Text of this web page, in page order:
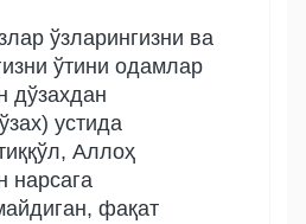
ўзларингизни ва
ўтини одамлар
дўзахдан
устида
Аллоҳ
нарсага
фақат